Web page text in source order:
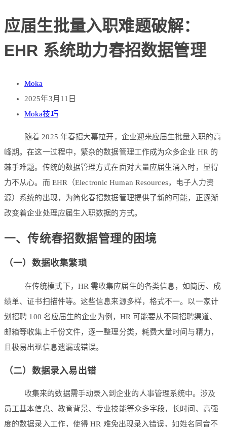
应届生批量入职难题破解：
EHR 系统助力春招数据管理
Moka
2025年3月11日
Moka技巧
随着 2025 年春招大幕拉开，企业迎来应届生批量入职的高
峰期。在这一过程中，繁杂的数据管理工作成为众多企业 HR 的
棘手难题。传统的数据管理方式在面对大量应届生涌入时，显得
力不从心。而 EHR（Electronic Human Resources，电子人力资
源）系统的出现，为简化春招数据管理提供了新的可能，正逐渐
改变着企业处理应届生入职数据的方式。
一、传统春招数据管理的困境
（一）数据收集繁琐
在传统模式下，HR 需收集应届生的各类信息，如简历、成
绩单、证书扫描件等。这些信息来源多样，格式不一。以一家计
划招聘 100 名应届生的企业为例，HR 可能要从不同招聘渠道、
邮箱等收集上千份文件，逐一整理分类，耗费大量时间与精力，
且极易出现信息遗漏或错误。
（二）数据录入易出错
收集来的数据需手动录入到企业的人事管理系统中。涉及
员工基本信息、教育背景、专业技能等众多字段，长时间、高强
度的数据录入工作，使得 HR 难免出现录入错误，如姓名同音不